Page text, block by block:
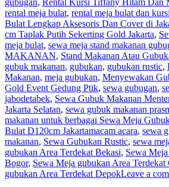
gubugan, Rental Kursi Tiffany Hitam Dan
rental meja bulat, rental meja bulat dan
Bulat Lengkap Aksesoris Dan Cover di
cm Taplak Putih Sekerting Gold Jakarta,
meja bulat, sewa meja stand makanan
MAKANAN, Stand Makanan Atau
gubuk makanan, gubukan, gubukan rustic,
Makanan, meja gubukan, Menyewakan
Gold Event Gedung Ptik, sewa gubugan,
jabodetabek, Sewa Gubuk Makanan
Jakarta Selatan, sewa gubuk makanan
makanan untuk berbagai Sewa Meja
Bulat D120cm Jakartamacam acara, sewa
makanan, Sewa Gubukan Rustic, sewa
gubukan Area Terdekat Bekasi, Sewa
Bogor, Sewa Meja gubukan Area Terdekat
gubukan Area Terdekat DepokLeave a